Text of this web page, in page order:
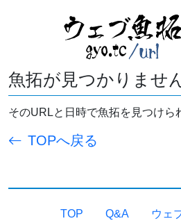
魚拓が見つかりません
そのURLと日時で魚拓を見つけら
TOPへ戻る
TOP Q&A ウェ